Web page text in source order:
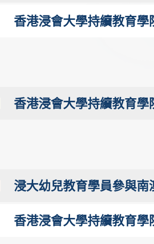
香港浸會大學持續教育學
香港浸會大學持續教育學
浸大幼兒教育學員參與
香港浸會大學持續教育學